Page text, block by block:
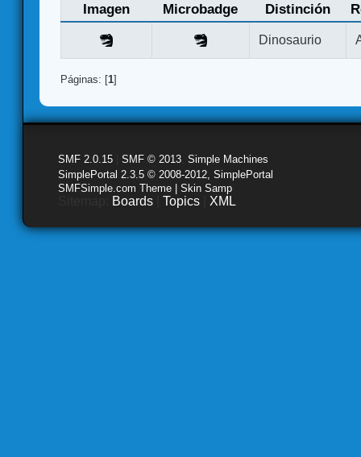
Imagen Microbadge Distinción
Dinosaurio
Páginas: [1]
SMF 2.0.15 SMF © 2013 Simple Machines
SimplePortal 2.3.5 © 2008-2012, SimplePortal
SMFSimple.com Theme | Skin Samp
Boards Topics XML